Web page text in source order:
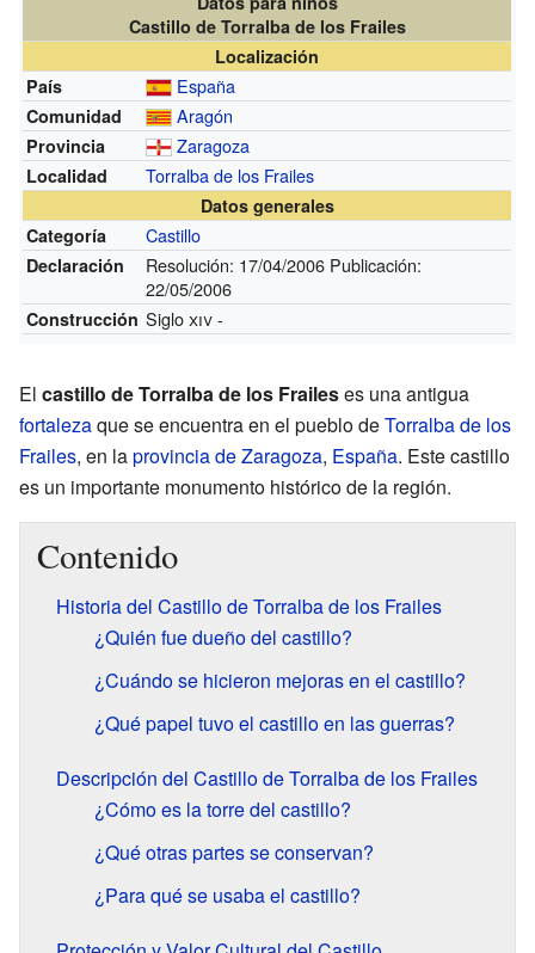
Castillo de Torralba de los Frailes
Localización
País
España
Comunidad Aragón
Provincia Zaragoza
Localidad Torralba de los Frailes
Datos generales
Categoría
Castillo
Declaración
Resolución: 17/04/2006 Publicación:
22/05/2006
Construcción Sigloxiv-
El castillo de Torralba de los Fraileses una antigua
fortalezaque se encuentra en el pueblo deTorralba de los
Frailes, en laprovincia de Zaragoza, España. Este castillo
es un importante monumento histórico de la región.
Contenido
Historia del Castillo de Torralba de los Frailes
¿Quién fue dueño del castillo?
¿Cuándo se hicieron mejoras en el castillo?
¿Qué papel tuvo el castillo en las guerras?
Descripción del Castillo de Torralba de los Frailes
¿Cómo es la torre del castillo?
¿Qué otras partes se conservan?
¿Para qué se usaba el castillo?